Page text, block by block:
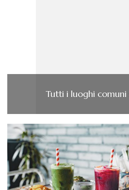
Tutti i luoghi comuni